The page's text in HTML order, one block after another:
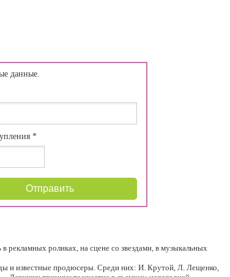
данные.
*
Отправить
роликах, на сцене со звездами, в музыкальных
и известные продюсеры. Среди них: И. Крутой, Л. Лещенко,